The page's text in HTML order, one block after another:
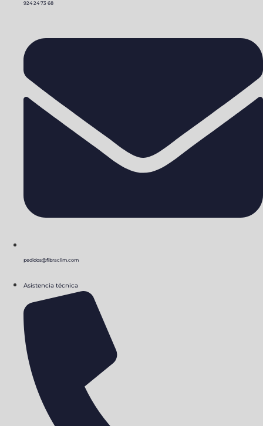
924 24 73 68
pedidos@fibraclim.com
Asistencia técnica